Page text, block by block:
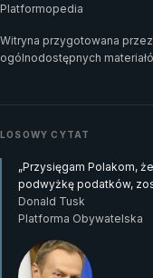
Platformopedia
Witryna przygotowana
ogólnodostępnych
LOSOWY CYTAT
„Przysięgam Polakom,
podwyżkę podatków,
Donald Tusk
Platforma Obywatelska